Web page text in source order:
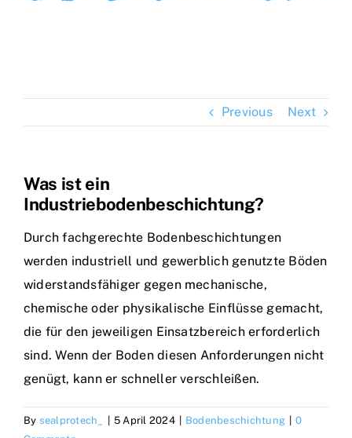
Previous Next
Was ist ein
Industriebodenbeschichtung?
Durch fachgerechte Bodenbeschichtungen
werden industriell und gewerblich genutzte Böden
widerstandsfähiger gegen mechanische,
chemische oder physikalische Einflüsse gemacht,
die für den jeweiligen Einsatzbereich erforderlich
sind. Wenn der Boden diesen Anforderungen nicht
genügt, kann er schneller verschleißen.
By sealprotech_ | 5 April 2024 | Bodenbeschichtung | 0